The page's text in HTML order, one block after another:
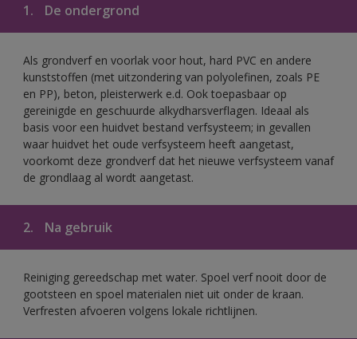
1. De ondergrond
Als grondverf en voorlak voor hout, hard PVC en andere
kunststoffen (met uitzondering van polyolefinen, zoals PE
en PP), beton, pleisterwerk e.d. Ook toepasbaar op
gereinigde en geschuurde alkydharsverflagen. Ideaal als
basis voor een huidvet bestand verfsysteem; in gevallen
waar huidvet het oude verfsysteem heeft aangetast,
voorkomt deze grondverf dat het nieuwe verfsysteem vanaf
de grondlaag al wordt aangetast.
2. Na gebruik
Reiniging gereedschap met water. Spoel verf nooit door de
gootsteen en spoel materialen niet uit onder de kraan.
Verfresten afvoeren volgens lokale richtlijnen.